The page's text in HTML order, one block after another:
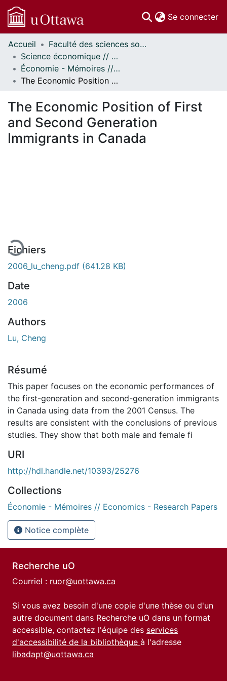
Se connecter
Communautés
et collections
Parcourir
Statistiques
À propos
Accueil
Faculté des sciences sociales // Faculty of Social Sciences
Science économique // Economics
Économie - Mémoires // Economics - Research Papers
The Economic Position of First and Second Generation Immigrants in Canada
The Economic Position of First
and Second Generation
Immigrants in Canada
Fichiers
2006_lu_cheng.pdf (641.28 KB)
Date
2006
Authors
Lu, Cheng
Résumé
This paper focuses on the economic performances of
the first-generation and second-generation immigrants
in Canada using data from the 2001 Census. The
results are consistent with the conclusions of previous
studies. They show that both male and female fi
URI
http://hdl.handle.net/10393/25276
Collections
Économie - Mémoires // Economics - Research Papers
Notice complète
Recherche uO
Courriel : ruor@uottawa.ca
Si vous avez besoin d'une copie d'une thèse ou d'un
autre document dans Recherche uO dans un format
accessible, contactez l'équipe des services
d'accessibilité de la bibliothèque à l'adresse
libadapt@uottawa.ca